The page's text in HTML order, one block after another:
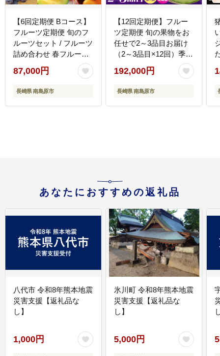
【6回定期便 Bコース】
フルーツ定期便 旬のフ
ルーツセット / フルーツ
詰め合わせ 春フルーツ
夏フルーツ 秋フルーツ
冬フルーツ / 南島原市 /
長崎県農産品流通合同
87,000円
長崎県 南島原市
【12回定期便】フルー
ツ定期便 旬の果物をお
任せで2～3品目お届け
（2～3品目×12回）季節
の果物 詰め合わせ 果物
セット / フルーツ 果物
春フルーツ 夏フルーツ
南島原市 / 吉岡青果
192,000円
長崎県 南島原市
あなたにおすすめの返礼品
八代市 令和8年熊本地震
災害支援【返礼品な
し】
1,000円
氷川町 令和8年熊本地震
災害支援【返礼品な
し】
5,000円